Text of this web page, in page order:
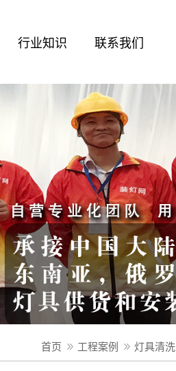
行业知识 联系我们
首页 工程案例 灯具清洗